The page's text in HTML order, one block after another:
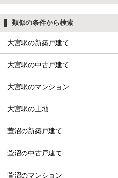
類似の条件から検索
大宮駅の新築戸建て
大宮駅の中古戸建て
大宮駅のマンション
大宮駅の土地
萱沼の新築戸建て
萱沼の中古戸建て
萱沼のマンション